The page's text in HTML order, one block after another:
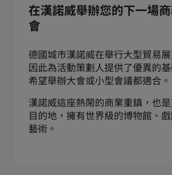
Prize by Radisson Country
中國區關聯品牌
Jin Jiang
造訪我們的部落格
在漢諾威舉辦您的下一場
會
德國城市漢諾威在舉行大型貿易
因此為活動策劃人提供了優異的
希望舉辦大會或小型會議都適合。
漢諾威這座熱鬧的商業重鎮，也
目的地，擁有世界級的博物館、
藝術。